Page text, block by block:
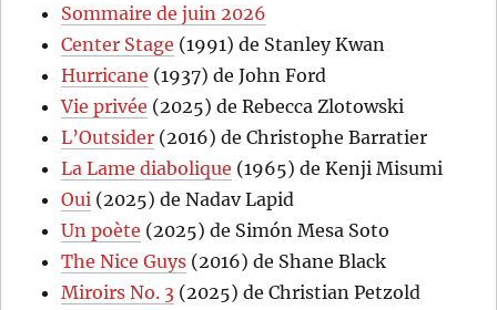
Sommaire de juin 2026
Center Stage (1991) de Stanley Kwan
Hurricane (1937) de John Ford
Vie privée (2025) de Rebecca Zlotowski
L’Outsider (2016) de Christophe Barratier
La Lame diabolique (1965) de Kenji Misumi
Oui (2025) de Nadav Lapid
Un poète (2025) de Simón Mesa Soto
The Nice Guys (2016) de Shane Black
Miroirs No. 3 (2025) de Christian Petzold